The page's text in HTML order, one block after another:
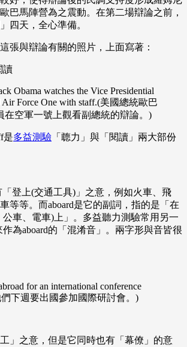
巴馬陣營為之震動。在第二場辯論之前，
四天，全心準備。
張與辯論有關的照片，上面寫著：
讀
Obama watches the Vice Presidential
Air Force One with staff.(美國總統歐巴
在空軍一號上觀看副總統的辯論。 )
是多益測驗 「聼力」與「閱讀」兩大部份
「登上(交通工具) 」之意，例如火車、飛
等等。而aboard是它的副詞，指的是「在
公車、電車)上」。多益聽力測驗常用另一
作為aboard的「混淆音」。兩字形與音皆很
for an international conference
下週要出國參加國際研討會。 )
」之意，但是它同時也有「幕僚」的意